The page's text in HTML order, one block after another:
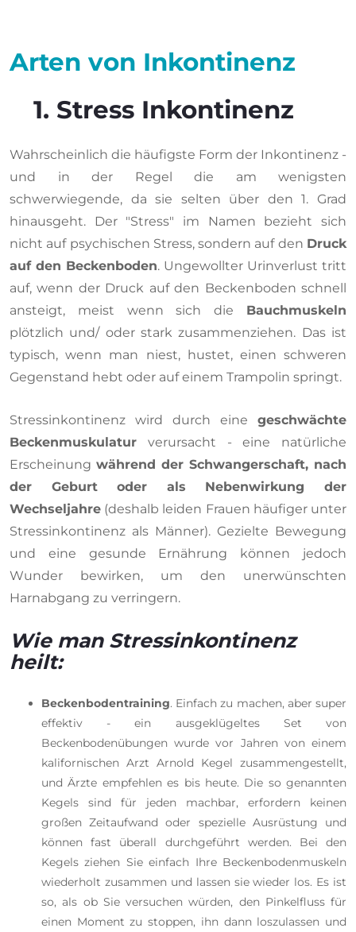
Arten von Inkontinenz
1. Stress Inkontinenz
Wahrscheinlich die häufigste Form der Inkontinenz -
und in der Regel die am wenigsten
schwerwiegende, da sie selten über den 1. Grad
hinausgeht. Der "Stress" im Namen bezieht sich
nicht auf psychischen Stress, sondern auf den Druck
auf den Beckenboden. Ungewollter Urinverlust tritt
auf, wenn der Druck auf den Beckenboden schnell
ansteigt, meist wenn sich die Bauchmuskeln
plötzlich und/ oder stark zusammenziehen. Das ist
typisch, wenn man niest, hustet, einen schweren
Gegenstand hebt oder auf einem Trampolin springt.
Stressinkontinenz wird durch eine geschwächte
Beckenmuskulatur verursacht - eine natürliche
Erscheinung während der Schwangerschaft, nach
der Geburt oder als Nebenwirkung der
Wechseljahre (deshalb leiden Frauen häufiger unter
Stressinkontinenz als Männer). Gezielte Bewegung
und eine gesunde Ernährung können jedoch
Wunder bewirken, um den unerwünschten
Harnabgang zu verringern.
Wie man Stressinkontinenz
heilt:
Beckenbodentraining. Einfach zu machen, aber super
effektiv - ein ausgeklügeltes Set von
Beckenbodenübungen wurde vor Jahren von einem
kalifornischen Arzt Arnold Kegel zusammengestellt,
und Ärzte empfehlen es bis heute. Die so genannten
Kegels sind für jeden machbar, erfordern keinen
großen Zeitaufwand oder spezielle Ausrüstung und
können fast überall durchgeführt werden. Bei den
Kegels ziehen Sie einfach Ihre Beckenbodenmuskeln
wiederholt zusammen und lassen sie wieder los. Es ist
so, als ob Sie versuchen würden, den Pinkelfluss für
einen Moment zu stoppen, ihn dann loszulassen und